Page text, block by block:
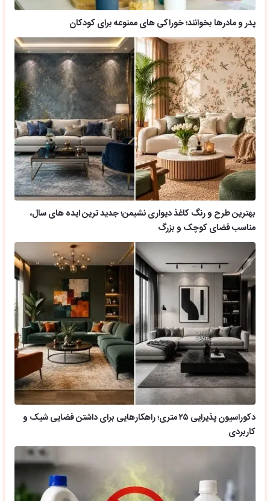
پدر و مادرها بخوانند؛ خوراکی های ممنوعه برای کودکان
بهترین طرح و رنگ کاغذ دیواری نشیمن؛ جدید ترین ایده های سال،
مناسب فضای کوچک و بزرگ
دکوراسیون پذیرایی ۲۵ متری؛ راهکارهایی برای داشتن فضایی شیک و
کاربردی